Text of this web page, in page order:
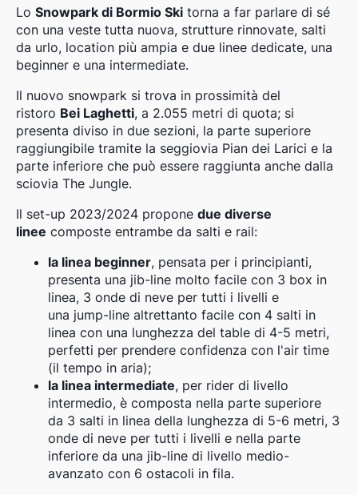
Lo Snowpark di Bormio Ski torna a far parlare di sé
con una veste tutta nuova, strutture rinnovate, salti
da urlo, location più ampia e due linee dedicate, una
beginner e una intermediate.
Il nuovo snowpark si trova in prossimità del
ristoro Bei Laghetti, a 2.055 metri di quota; si
presenta diviso in due sezioni, la parte superiore
raggiungibile tramite la seggiovia Pian dei Larici e la
parte inferiore che può essere raggiunta anche dalla
sciovia The Jungle.
Il set-up 2023/2024 propone due diverse
linee composte entrambe da salti e rail:
la linea beginner, pensata per i principianti,
presenta una jib-line molto facile con 3 box in
linea, 3 onde di neve per tutti i livelli e
una jump-line altrettanto facile con 4 salti in
linea con una lunghezza del table di 4-5 metri,
perfetti per prendere confidenza con l'air time
(il tempo in aria);
la linea intermediate, per rider di livello
intermedio, è composta nella parte superiore
da 3 salti in linea della lunghezza di 5-6 metri, 3
onde di neve per tutti i livelli e nella parte
inferiore da una jib-line di livello medio-
avanzato con 6 ostacoli in fila.